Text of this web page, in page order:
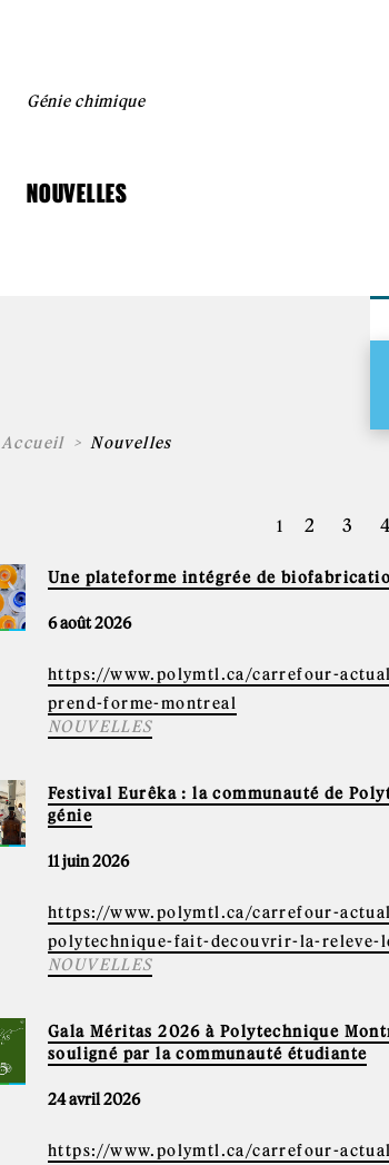
Génie chimique
NOUVELLES
Accueil Nouvelles
1 2 3 4
Une plateforme intégrée de
6 août 2026
https://www.polymtl.ca/carrefour-
prend-forme-montreal
NOUVELLES
Festival Eurêka : la communauté de
génie
11 juin 2026
https://www.polymtl.ca/carrefour-
polytechnique-fait-decouvrir-la-releve-
NOUVELLES
Gala Méritas 2026 à Polytechnique
souligné par la communauté étudiante
24 avril 2026
https://www.polymtl.ca/carrefour-